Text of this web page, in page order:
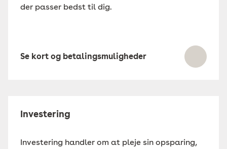
der passer bedst til dig.
Se kort og betalingsmuligheder
Investering
Investering handler om at pleje sin opsparing,